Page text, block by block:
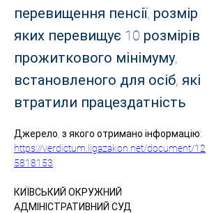
перевищення пенсії, розмір
яких перевищує 10 розмірів
прожиткового мінімуму,
встановленого для осіб, які
втратили працездатність
Джерело, з якого отримано інформацію:
https://verdictum.ligazakon.net/document/12
5818153
КИЇВСЬКИЙ ОКРУЖНИЙ
АДМІНІСТРАТИВНИЙ СУД